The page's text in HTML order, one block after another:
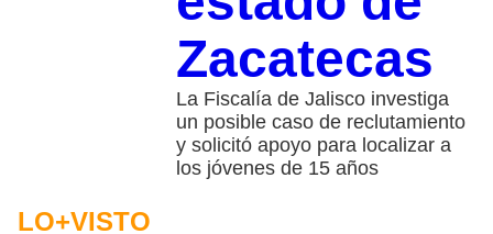
Zacatecas
La Fiscalía de Jalisco investiga
un posible caso de reclutamiento
y solicitó apoyo para localizar a
los jóvenes de 15 años
LO+VISTO